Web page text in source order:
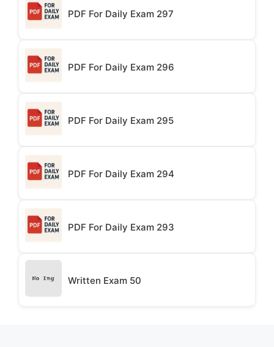
PDF For Daily Exam 297
PDF For Daily Exam 296
PDF For Daily Exam 295
PDF For Daily Exam 294
PDF For Daily Exam 293
Written Exam 50